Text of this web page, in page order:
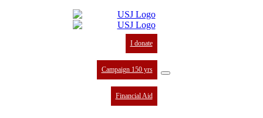
I donate
Campaign 150 yrs
Financial Aid